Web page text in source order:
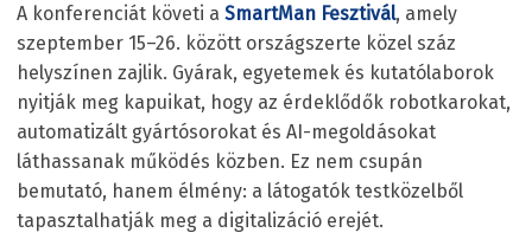
A konferenciát követi a SmartMan Fesztivál, amely
szeptember 15–26. között országszerte közel száz
helyszínen zajlik. Gyárak, egyetemek és kutatólaborok
nyitják meg kapuikat, hogy az érdeklődők robotkarokat,
automatizált gyártósorokat és AI-megoldásokat
láthassanak működés közben. Ez nem csupán
bemutató, hanem élmény: a látogatók testközelből
tapasztalhatják meg a digitalizáció erejét.